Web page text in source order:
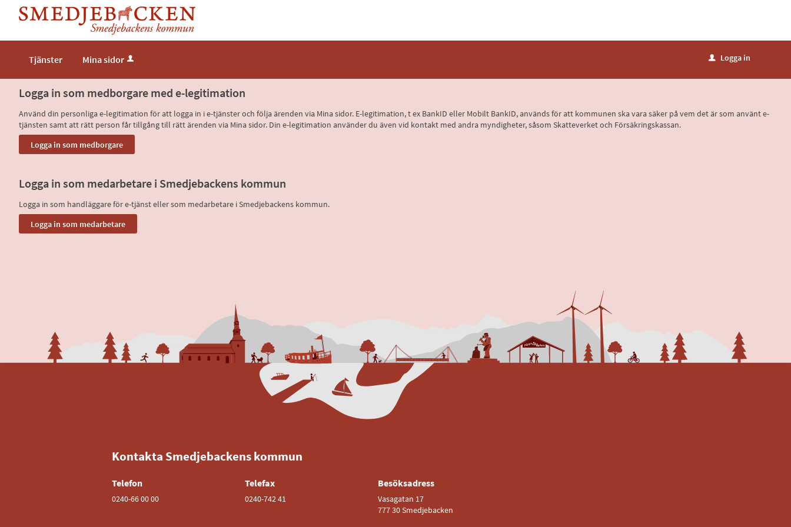
Tjänster Mina sidor u Logga in
Logga in som medborgare med e-legitimation
Använd din personliga e-legitimation för att logga in i e-tjänster och följa ärenden via Mina sidor. E-legitimation, t ex BankID eller Mobilt BankID, används för att kommunen ska vara säker på vem det är som använt e-
tjänsten samt att rätt person får tillgång till rätt ärenden via Mina sidor. Din e-legitimation använder du även vid kontakt med andra myndigheter, såsom Skatteverket och Försäkringskassan.
Logga in som medarbetare i Smedjebackens kommun
Logga in som handläggare för e-tjänst eller som medarbetare i Smedjebackens kommun.
Kontakta Smedjebackens kommun
Telefon
0240-66 00 00
Telefax
0240-742 41
Besöksadress
Vasagatan 17
777 30 Smedjebacken